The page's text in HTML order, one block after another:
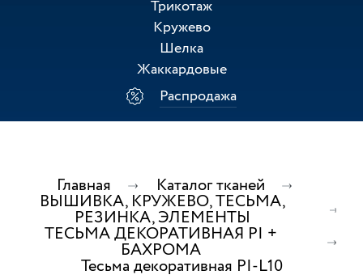
Трикотаж
Кружево
Шелка
Жаккардовые
Распродажа
Главная Каталог тканей
ВЫШИВКА, КРУЖЕВО, ТЕСЬМА,
РЕЗИНКА, ЭЛЕМЕНТЫ
ТЕСЬМА ДЕКОРАТИВНАЯ PI +
БАХРОМА
Тесьма декоративная PI-L10